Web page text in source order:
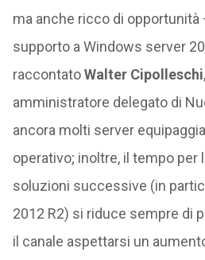
ma anche ricco di opportunità
supporto a Windows server
raccontatoWalter Cipolleschi
amministratore delegato di
ancora molti server
operativo; inoltre, il tempo per
soluzioni successive (in
2012 R2) si riduce sempre di
il canale aspettarsi un